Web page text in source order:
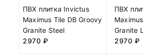
ПВХ плитка Invictus
Maximus Tile DB Groovy
Granite Steel
2970 ₽
ПВХ
Granite
2970 ₽